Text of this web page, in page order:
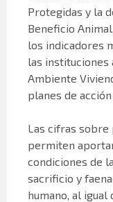
Protegidas y la
Beneficio
los indicadores
las instituciones
Ambiente
planes de
Las cifras sobre
permiten
condiciones de
sacrificio y
humano, al